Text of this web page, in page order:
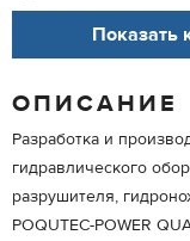
Показать
ОПИСАНИЕ
Разработка и
гидравлического
разрушителя,
POQUTEC-POWER